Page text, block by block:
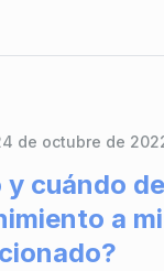
de octubre de
y cuándo
a